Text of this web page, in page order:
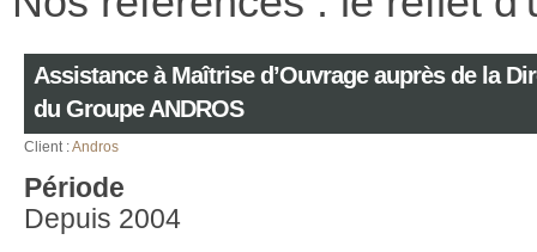
Assistance à Maîtrise d’Ouvrage auprès de la
du Groupe ANDROS
Client :Andros
Période
Depuis 2004